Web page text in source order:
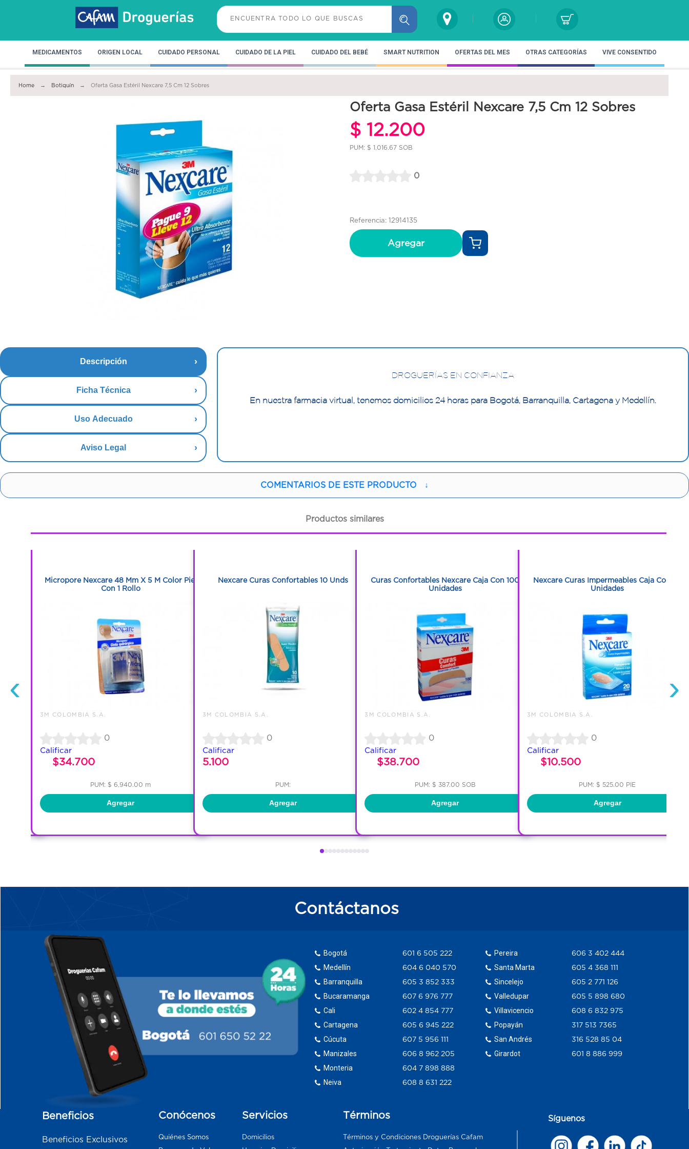
MEDICAMENTOS ORIGEN LOCAL CUIDADO PERSONAL CUIDADO DE LA PIEL CUIDADO DEL BEBÉ SMART NUTRITION OFERTAS DEL MES OTRAS CATEGORÍAS VIVE CONSENTIDO
Home Botiquín Oferta Gasa Estéril Nexcare 7,5 Cm 12 Sobres
Oferta Gasa Estéril Nexcare 7,5 Cm 12 Sobres
$ 12.200
PUM: $ 1,016.67 SOB
0
Referencia: 12914135
Agregar
Descripción
Ficha Técnica
Uso Adecuado
Aviso Legal
DROGUERÍAS EN CONFIANZA
En nuestra farmacia virtual, tenemos domicilios 24 horas para Bogotá, Barranquilla, Cartagena y Medellín.
COMENTARIOS DE ESTE PRODUCTO ↓
Productos similares
‹
Micropore Nexcare 48 Mm X 5 M Color Piel
Con 1 Rollo
3M COLOMBIA S.A.
0
Calificar
$34.700
PUM: $ 6,940.00 m
Agregar
Nexcare Curas Confortables 10 Unds
3M COLOMBIA S.A.
0
Calificar
5.100
PUM:
Agregar
Curas Confortables Nexcare Caja Con 100
Unidades
3M COLOMBIA S.A.
0
Calificar
$38.700
PUM: $ 387.00 SOB
Agregar
Nexcare Curas Impermeables Caja Con 20
Unidades
3M COLOMBIA S.A.
0
Calificar
$10.500
PUM: $ 525.00 PIE
Agregar
›
Contáctanos
Bogotá
Medellín
Barranquilla
Bucaramanga
Cali
Cartagena
Cúcuta
Manizales
Monteria
Neiva
601 6 505 222
604 6 040 570
605 3 852 333
607 6 976 777
602 4 854 777
605 6 945 222
607 5 956 111
606 8 962 205
604 7 898 888
608 8 631 222
Pereira
Santa Marta
Sincelejo
Valledupar
Villavicencio
Popayán
San Andrés
Girardot
606 3 402 444
605 4 368 111
605 2 771 126
605 5 898 680
608 6 832 975
317 513 7365
316 528 85 04
601 8 886 999
Beneficios
Beneficios Exclusivos
Conócenos
Quiénes Somos
Servicios
Domicilios
Términos
Términos y Condiciones Droguerías Cafam
Síguenos